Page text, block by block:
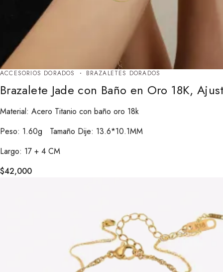
ACCESORIOS DORADOS BRAZALETES DORADOS
Brazalete Jade con Baño en Oro 18K,
Material: Acero Titanio con baño oro 18k
Peso: 1.60g Tamaño Dije: 13.6*10.1MM
Largo: 17 + 4 CM
$42,000